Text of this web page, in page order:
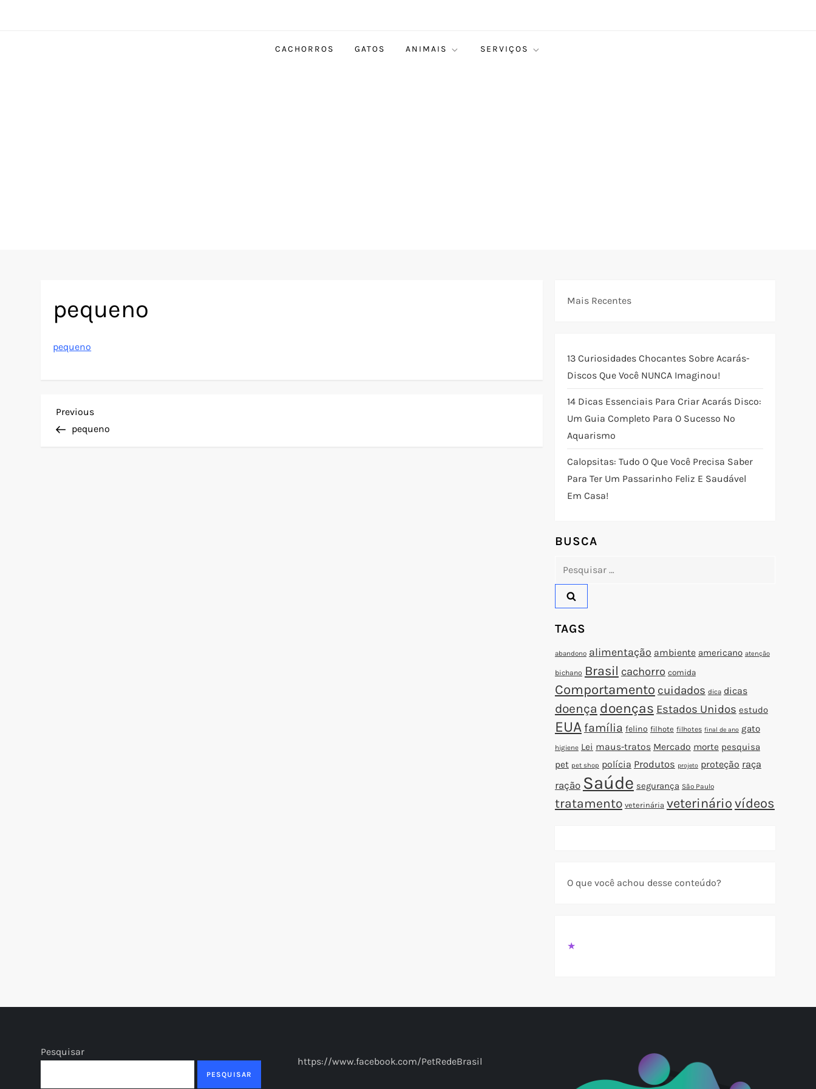
CACHORROS GATOS ANIMAIS SERVIÇOS
pequeno
pequeno
N
Previous
Post
Previous
pequeno
Mais Recentes
13 Curiosidades Chocantes Sobre Acarás-
Discos Que Você NUNCA Imaginou!
14 Dicas Essenciais Para Criar Acarás Disco:
Um Guia Completo Para O Sucesso No
Aquarismo
Calopsitas: Tudo O Que Você Precisa Saber
Para Ter Um Passarinho Feliz E Saudável
Em Casa!
BUSCA
Pesquisar
TAGS
abandono alimentação ambiente americano atenção
bichano Brasil cachorro comida
Comportamento cuidados dica dicas
doença doenças Estados Unidos estudo
EUA família felino filhote filhotes final de ano gato
higiene Lei maus-tratos Mercado morte pesquisa
pet pet shop polícia Produtos projeto proteção raça
ração Saúde segurança São Paulo
tratamento veterinária veterináriovídeos
O que você achou desse conteúdo?
★
Pesquisar
PESQUISAR
https://www.facebook.com/PetRedeBrasil